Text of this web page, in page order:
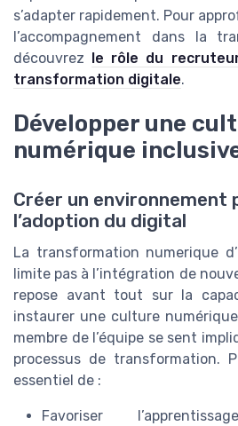
s’adapter rapidement. Pour
l’accompagnement dans la
découvrez le rôle du
transformation digitale.
Développer une
numérique
Créer un environnement
l’adoption du digital
La transformation numerique
limite pas à l’intégration de
repose avant tout sur la
instaurer une culture
membre de l’équipe se sent
processus de transformation.
essentiel de :
Favoriser